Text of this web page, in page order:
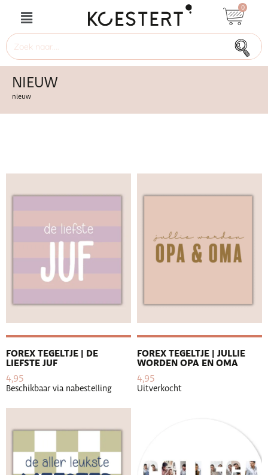
0
NIEUW
nieuw
FOREX TEGELTJE | DE
LIEFSTE JUF
4,95
Beschikbaar via nabestelling
FOREX TEGELTJE | JULLIE
WORDEN OPA EN OMA
4,95
Uitverkocht